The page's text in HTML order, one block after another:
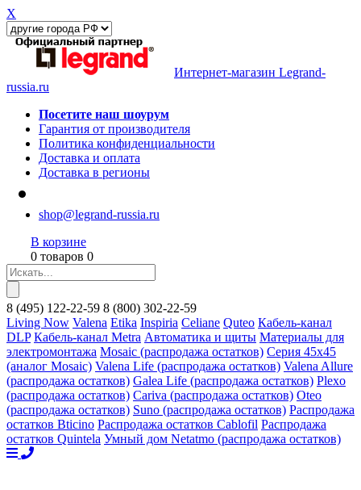
X
Интернет-магазин Legrand-
russia.ru
Посетите наш шоурум
Гарантия от производителя
Политика конфиденциальности
Доставка и оплата
Доставка в регионы
shop@legrand-russia.ru
В корзине
0 товаров 0
8 (495) 122-22-59 8 (800) 302-22-59
Living Now Valena Etika Inspiria Celiane Quteo Кабель-канал
DLP Кабель-канал Metra Автоматика и щиты Материалы для
электромонтажа Mosaic (распродажа остатков) Серия 45х45
(аналог Mosaic) Valena Life (распродажа остатков) Valena Allure
(распродажа остатков) Galea Life (распродажа остатков) Plexo
(распродажа остатков) Cariva (распродажа остатков) Oteo
(распродажа остатков) Suno (распродажа остатков) Распродажа
остатков Bticino Распродажа остатков Cablofil Распродажа
остатков Quintela Умный дом Netatmo (распродажа остатков)